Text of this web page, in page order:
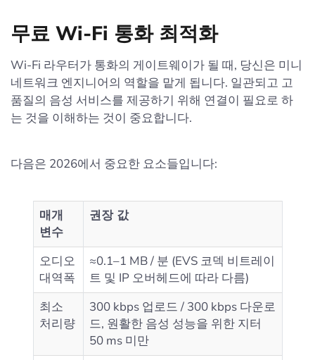
무료 Wi-Fi 통화 최적화
Wi-Fi 라우터가 통화의 게이트웨이가 될 때, 당신은 미니
네트워크 엔지니어의 역할을 맡게 됩니다. 일관되고 고
품질의 음성 서비스를 제공하기 위해 연결이 필요로 하
는 것을 이해하는 것이 중요합니다.
다음은 2026에서 중요한 요소들입니다:
매개
변수
권장 값
오디오
대역폭
≈0.1–1 MB / 분 (EVS 코덱 비트레이
트 및 IP 오버헤드에 따라 다름)
최소
처리량
300 kbps 업로드 / 300 kbps 다운로
드, 원활한 음성 성능을 위한 지터
50 ms 미만